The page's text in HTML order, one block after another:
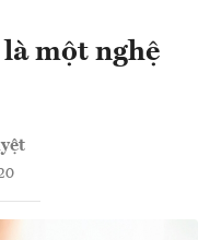
một nghệ